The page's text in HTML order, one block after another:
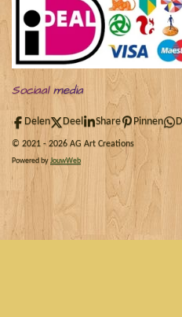
Sociaalmedia
Delen Deel Share Pinnen
© 2021 - 2026 AG Art Creations
Powered byJouwWeb